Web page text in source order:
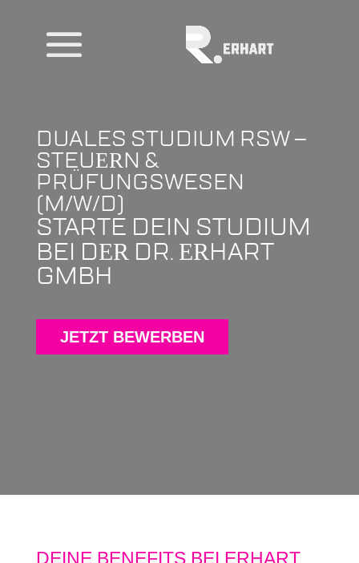
DUALES STUDIUM RSW –
STEUERN &
PRÜFUNGSWESEN
(M/W/D)
STARTE DEIN STUDIUM
BEI DERDR. ERHART
GMBH
JETZT BEWERBEN
DEINE BENEFITS BEI ERHART